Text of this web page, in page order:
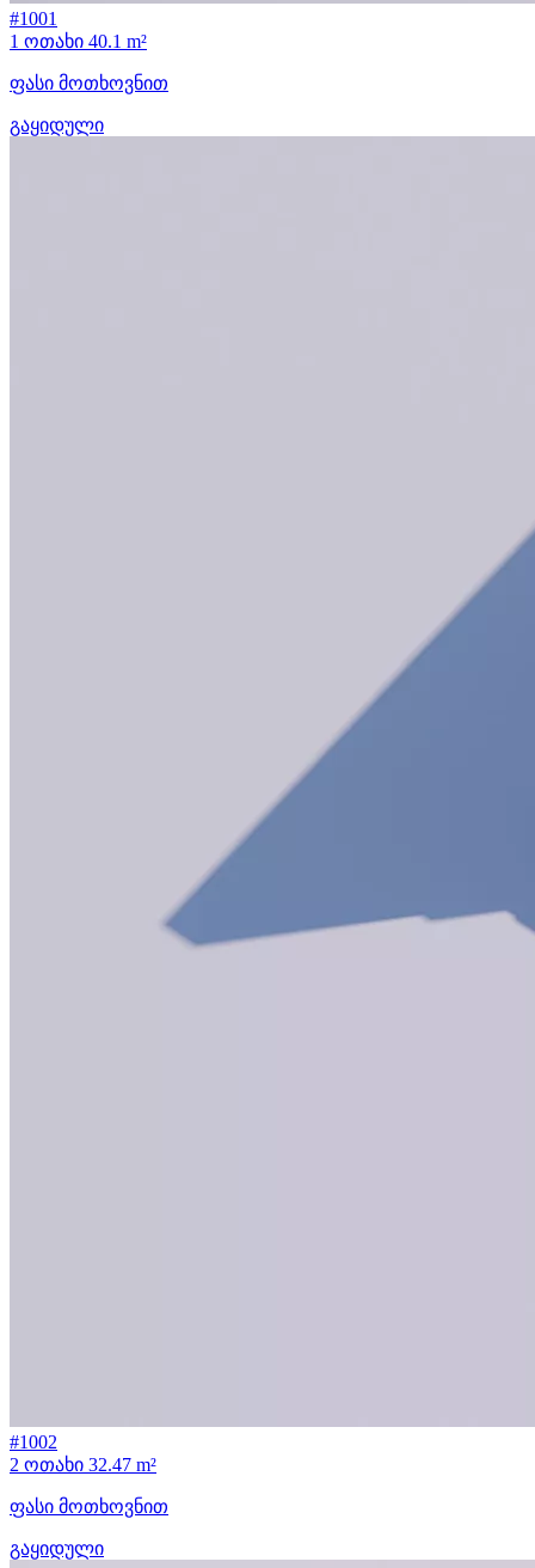
#1001
1 ოთახი 40.1 m²
ფასი მოთხოვნით
გაყიდული
#1002
2 ოთახი 32.47 m²
ფასი მოთხოვნით
გაყიდული